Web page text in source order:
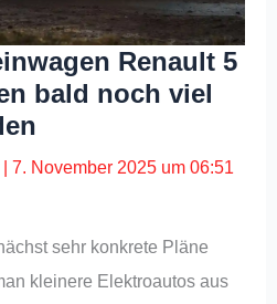
Renault 5
bald noch viel
|7. November 2025 um 06:51
sehr konkrete Pläne
kleinere Elektroautos aus